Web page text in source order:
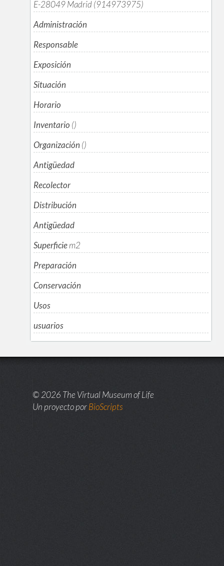
E-28049 Madrid (914973975)
Administración
Responsable
Exposición
Situación
Horario
Inventario ()
Organización ()
Antigüedad
Recolector
Distribución
Antigüedad
Superficiem2
Preparación
Conservación
Usos
usuarios
© 2026 The Virtual Museum of Life
Un proyecto porBioScripts